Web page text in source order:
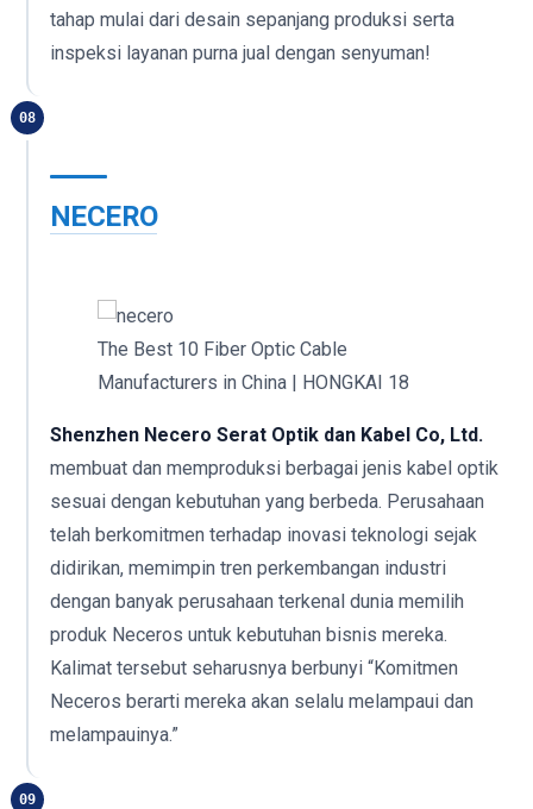
tahap mulai dari desain sepanjang produksi serta
inspeksi layanan purna jual dengan senyuman!
08
NECERO
The Best 10 Fiber Optic Cable
Manufacturers in China | HONGKAI 18
Shenzhen Necero Serat Optik dan Kabel Co, Ltd.
membuat dan memproduksi berbagai jenis kabel optik
sesuai dengan kebutuhan yang berbeda. Perusahaan
telah berkomitmen terhadap inovasi teknologi sejak
didirikan, memimpin tren perkembangan industri
dengan banyak perusahaan terkenal dunia memilih
produk Neceros untuk kebutuhan bisnis mereka.
Kalimat tersebut seharusnya berbunyi “Komitmen
Neceros berarti mereka akan selalu melampaui dan
melampauinya.”
09